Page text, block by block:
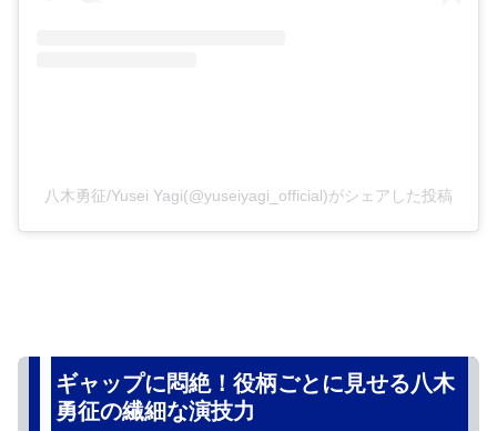
八木勇征/Yusei Yagi(@yuseiyagi_official)がシェアした投稿
ギャップに悶絶！役柄ごとに見せる八木
勇征の繊細な演技力